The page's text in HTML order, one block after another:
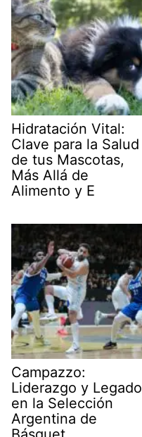
Hidratación Vital:
Clave para la Salud
de tus Mascotas,
Más Allá de
Alimento y E
Campazzo:
Liderazgo y Legado
en la Selección
Argentina de